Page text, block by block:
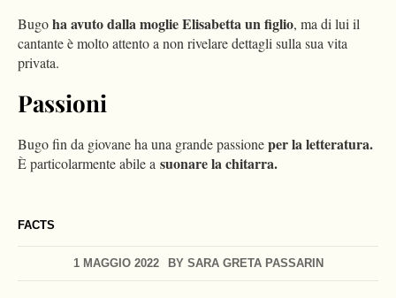
FACTS
1 MAGGIO 2022 BY SARA GRETA PASSARIN
Bugoha avuto dalla moglie Elisabetta un figlio, ma di lui il
cantante è molto attento a non rivelare dettagli sulla sua vita
privata.
Passioni
Bugo fin da giovane ha una grande passioneper la letteratura.
È particolarmente abile a suonare la chitarra.